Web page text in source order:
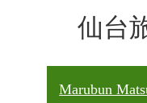
仙台
Marubun